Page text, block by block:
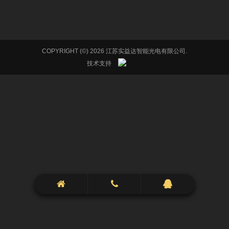
COPYRIGHT (©) 2026 江苏实益达智能光电有限公司.
技术支持